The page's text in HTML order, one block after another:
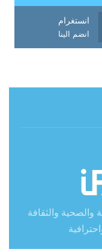
انستغرام
انضم الينا
والصحية والثقافة